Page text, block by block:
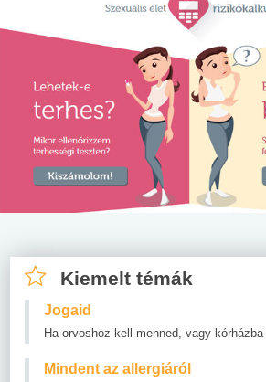
Kiemelt témák
Jogaid
Ha orvoshoz kell menned, vagy
Mindent az allergiáról